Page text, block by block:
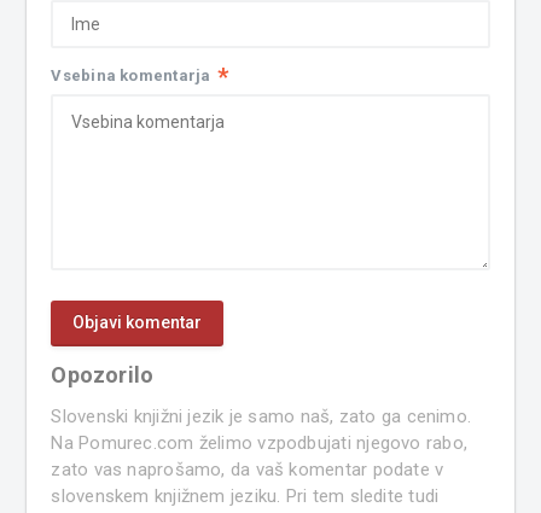
Vsebina komentarja *
Opozorilo
Slovenski knjižni jezik je samo naš, zato ga cenimo.
Na Pomurec.com želimo vzpodbujati njegovo rabo,
zato vas naprošamo, da vaš komentar podate v
slovenskem knjižnem jeziku. Pri tem sledite tudi